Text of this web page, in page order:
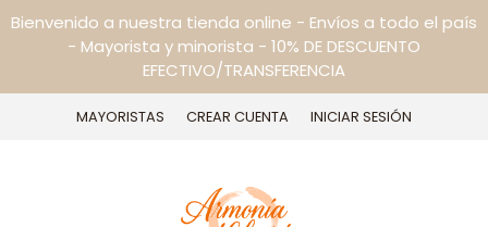
Bienvenido a nuestra tienda online - Envíos a todo el país
- Mayorista y minorista - 10% DE DESCUENTO
EFECTIVO/TRANSFERENCIA
MAYORISTAS CREAR CUENTA INICIAR SESIÓN